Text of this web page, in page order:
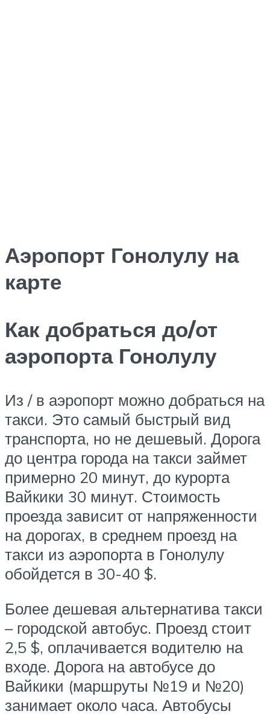
Аэропорт Гонолулу на
карте
Как добраться до/от
аэропорта Гонолулу
Из / в аэропорт можно добраться на
такси. Это самый быстрый вид
транспорта, но не дешевый. Дорога
до центра города на такси займет
примерно 20 минут, до курорта
Вайкики 30 минут. Стоимость
проезда зависит от напряженности
на дорогах, в среднем проезд на
такси из аэропорта в Гонолулу
обойдется в 30-40 $.
Более дешевая альтернатива такси
– городской автобус. Проезд стоит
2,5 $, оплачивается водителю на
входе. Дорога на автобусе до
Вайкики (маршруты №19 и №20)
занимает около часа. Автобусы